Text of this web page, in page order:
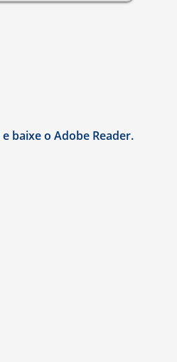
baixe o Adobe Reader.